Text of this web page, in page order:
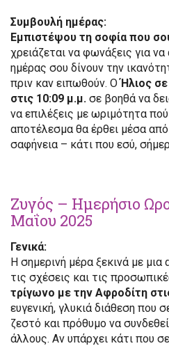
Συμβουλή ημέρας:
Εμπιστέψου τη σοφία που
χρειάζεται να φωνάξεις για
ημέρας σου δίνουν την
πριν καν ειπωθούν. ΟΉλιος
στις 10:09 μ.μ. σε βοηθά να
να επιλέξεις με ωριμότητα
αποτέλεσμα θα έρθει μέσα από
σαφήνεια – κάτι που εσύ,
Ζυγός – Ημερήσιο
Μαΐου 2025
Γενικά:
Η σημερινή μέρα ξεκινά με μια
τις σχέσεις και τις
τρίγωνο με την Αφροδίτη
ευγενική, γλυκιά διάθεση που
ζεστό και πρόθυμο να
άλλους. Αν υπάρχει κάτι που